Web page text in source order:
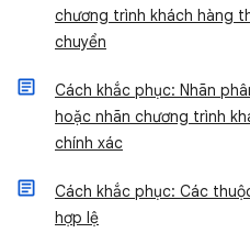
chương trình khách hàng
chuyển
Cách khắc phục: Nhãn
hoặc nhãn chương trình
chính xác
Cách khắc phục: Các
hợp lệ